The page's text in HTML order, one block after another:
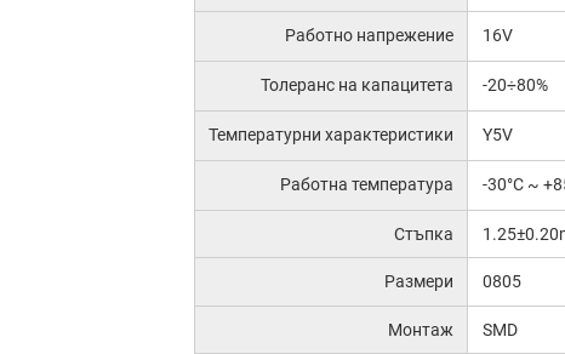
Работно напрежение 16V
Толеранс на капацитета -20÷80%
Температурни характеристики Y5V
Работна температура -30°C ~
Стъпка
Размери 0805
Монтаж SMD